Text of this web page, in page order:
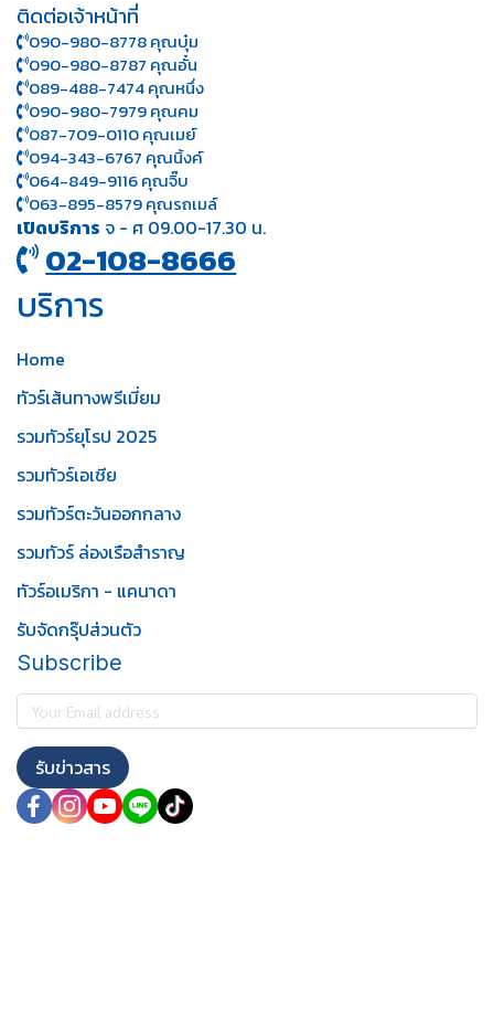
ติดต่อเจ้าหน้าที่
090-980-8778 คุณบุ๋ม
090-980-8787 คุณอั๋น
089-488-7474 คุณหนึ่ง
090-980-7979 คุณคม
087-709-0110 คุณเมย์
094-343-6767 คุณนิ้งค์
064-849-9116 คุณจิ๊บ
063-895-8 579คุณรถเมล์
เปิดบริการ จ - ศ 09.00-17.30 น.
02-108-8666
บริการ
Home
ทัวร์เส้นทางพรีเมี่ยม
รวมทัวร์ยุโรป 2025
รวมทัวร์เอเชีย
รวมทัวร์ตะวันออกกลาง
รวมทัวร์ ล่องเรือสำราญ
ทัวร์อเมริกา - แคนาดา
รับจัดกรุ๊ปส่วนตัว
Subscribe
รับข่าวสาร